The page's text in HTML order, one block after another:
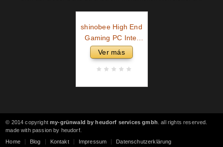
shinobee High End
Gaming PC Intel
Core i9 11900KF 16
Threads 5.30GHz •
GeForce RTX4060
11
Ver más
© 2014 copyrightmy-grünwald by heudorf services gmbh . all rights reserved.
made with passion by heudorf.
Home
Blog Kontakt Impressum Datenschutzerklärung